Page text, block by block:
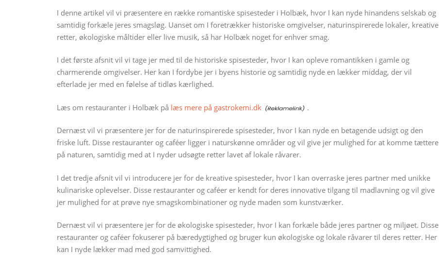
I denne artikel vil vi præsentere en række romantiske spisesteder i Holbæk, hvor I kan nyde hinandens selskab og
samtidig forkæle jeres smagsløg. Uanset om I foretrækker historiske omgivelser, naturinspirerede lokaler, kreative
retter, økologiske måltider eller live musik, så har Holbæk noget for enhver smag.
I det første afsnit vil vi tage jer med til de historiske spisesteder, hvor I kan opleve romantikken i gamle og
charmerende omgivelser. Her kan I fordybe jer i byens historie og samtidig nyde en lækker middag, der vil
efterlade jer med en følelse af tidløs kærlighed.
Læs om restauranter i Holbæk på læs mere på gastrokemi.dk .
Dernæst vil vi præsentere jer for de naturinspirerede spisesteder, hvor I kan nyde en betagende udsigt og den
friske luft. Disse restauranter og caféer ligger i naturskønne områder og vil give jer mulighed for at komme tættere
på naturen, samtidig med at I nyder udsøgte retter lavet af lokale råvarer.
I det tredje afsnit vil vi introducere jer for de kreative spisesteder, hvor I kan overraske jeres partner med unikke
kulinariske oplevelser. Disse restauranter og caféer er kendt for deres innovative tilgang til madlavning og vil give
jer mulighed for at prøve nye smagskombinationer og nyde maden som kunstværker.
Dernæst vil vi præsentere jer for de økologiske spisesteder, hvor I kan forkæle både jeres partner og miljøet. Disse
restauranter og caféer fokuserer på bæredygtighed og bruger kun økologiske og lokale råvarer til deres retter. Her
kan I nyde lækker mad med god samvittighed.